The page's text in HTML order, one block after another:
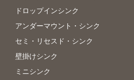
ドロップインシンク
アンダーマウント・シンク
セミ・リセスド・シンク
壁掛けシンク
ミニシンク